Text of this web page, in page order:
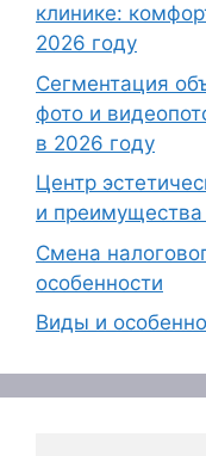
клинике:
2026 году
Сегментация
фото и
в 2026 году
Центр
и
Смена
особенности
Виды и